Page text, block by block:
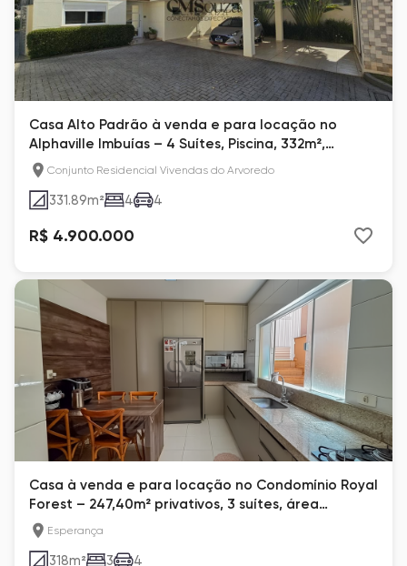
Casa Alto Padrão à venda e para locação no
Alphaville Imbuías – 4 Suítes, Piscina, 332m²,
Terreno 650m²
Conjunto Residencial Vivendas do Arvoredo
331.89m² 4 4
R$ 4.900.000
Casa à venda e para locação no Condomínio Royal
Forest – 247,40m² privativos, 3 suítes, área
gourmet – Esperança Londrina
Esperança
318m² 3 4